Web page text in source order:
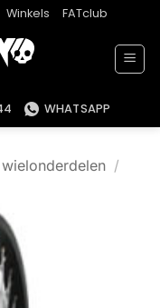
Winkels FATclub
WHATSAPP
/